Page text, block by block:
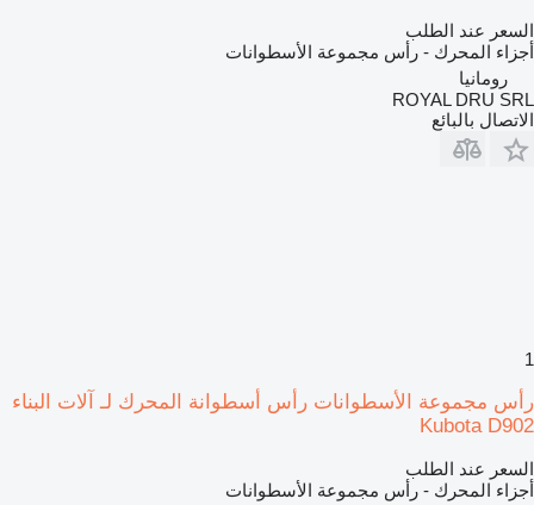
السعر عند الطلب
أجزاء المحرك - رأس مجموعة الأسطوانات
رومانيا
ROYAL DRU SRL
الاتصال بالبائع
1
رأس مجموعة الأسطوانات رأس أسطوانة المحرك لـ آلات البناء
Kubota D902
السعر عند الطلب
أجزاء المحرك - رأس مجموعة الأسطوانات